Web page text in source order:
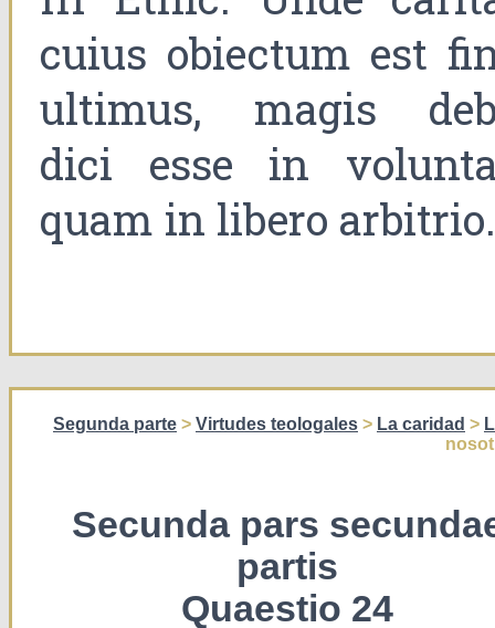
cuius obiectum est
ultimus, magis
dici esse in
quam in libero arbitrio.
Segunda parte > Virtudes teologales > La caridad >
Secunda pars
partis
Quaestio 24